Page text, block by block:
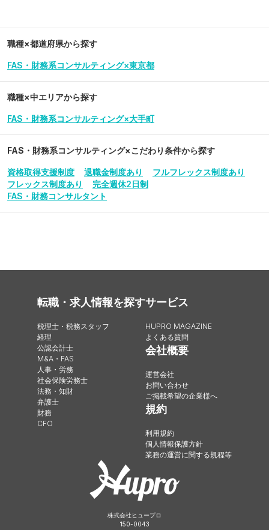
職種×都道府県から探す
FAS・財務系コンサルティング×東京都
職種×中エリアから探す
FAS・財務系コンサルティング×大手町
FAS・財務系コンサルティング×こだわり条件から探す
資格取得支援制度 退職金制度あり
フルフレックス制度あり
フレックス制度あり
完全週休2日制
FAS・財務コンサルタント
転職・求人情報を探す
税理士・税務スタッフ
経理
公認会計士
M&A・FAS
人事・労務
社会保険労務士
法務・知財
弁護士
財務
CFO
サービス
HUPRO MAGAZINE
よくある質問
会社概要
運営会社
お問い合わせ
ご掲載希望の企業様へ
規約
利用規約
個人情報保護方針
業務の運営に関する規程等
株式会社ヒュープロ
150-0043